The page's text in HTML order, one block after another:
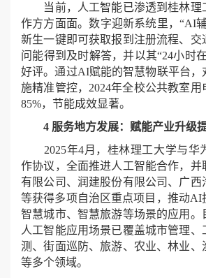
当前，人工智能已渗透到桂林理
作方方面面。数字迎新系统里，“AI
新生一键即可获取报到注册流程、交
问能得到及时解答，并以其“24小时
好评。通过AI赋能的智慧物联平台，
施精准管控，2024年全校公共教室
85%，节能成效显著。
4 服务地方发展：赋能产业升级
2025年4月，桂林理工大学与华
作协议，全面推进人工智能合作，并
有限公司、润建股份有限公司、广西
等获得多项自治区重点项目，推动AI
智慧城市、智慧旅游等场景的应用。
人工智能应用场景已覆盖城市管理、
测、街面巡防、旅游、农业、林业、
等多个领域。